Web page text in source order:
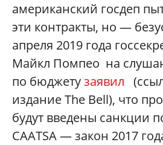
американский госдеп
эти контракты, но —
апреля 2019 года
Майкл Помпео на
по бюджетузаявил
издание The Bell), что
будут введены санкции
CAATSA — закон 2017